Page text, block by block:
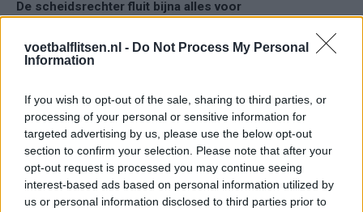
voetbalflitsen.nl - Do Not Process My Personal
Information
If you wish to opt-out of the sale, sharing to third parties, or
processing of your personal or sensitive information for
targeted advertising by us, please use the below opt-out
section to confirm your selection. Please note that after your
opt-out request is processed you may continue seeing
interest-based ads based on personal information utilized by
us or personal information disclosed to third parties prior to
De scheidsrechter fluit bijna alles voor
— PSV Eindhoven (@PsvEind2021)
like...tranquilo ruuusstiggg zomer avond
potje...zucht...@knvb
amateurisme
@eredivisie#Feyenoord#Feypsv
— Beardguy (@BeardedGuy14)February 5, 2023